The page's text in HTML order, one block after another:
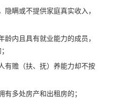
隐瞒或不提供家庭真实收入，
龄内且具有就业能力的成员，
有赡（扶、抚）养能力却不按
有多处房产和出租房的；